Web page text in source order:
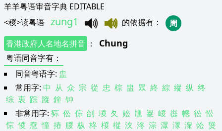
羊羊粤语审音字典 EDITABLE
<稯>读粤语 zung1 的依据有 ：
周
香港政府人名地名拼音 ： Chung
粤语同音字有 ：
同音粤语字: 盅
常用字: 中 从 众 宗 從 忠 棕 盅 眾 終 綜 縱 纵 终
综 衷 踪 蹤 鐘 钟
非常用字: 䝋 伀 倧 刣 堫 夂 妐 尰 嵏 嵕 嵸 幒 彸 忪
悰 惾 憃 憧 摏 朡 枞 柊 椶 樅 汷 泈 淙 潀 潈 潨 炂 熧